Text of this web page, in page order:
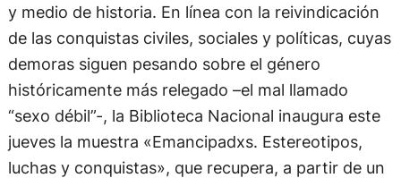
y medio de historia. En línea con la reivindicación
de las conquistas civiles, sociales y políticas, cuyas
demoras siguen pesando sobre el género
históricamente más relegado –el mal llamado
“sexo débil”-, la Biblioteca Nacional inaugura este
jueves la muestra «Emancipadxs. Estereotipos,
luchas y conquistas», que recupera, a partir de un